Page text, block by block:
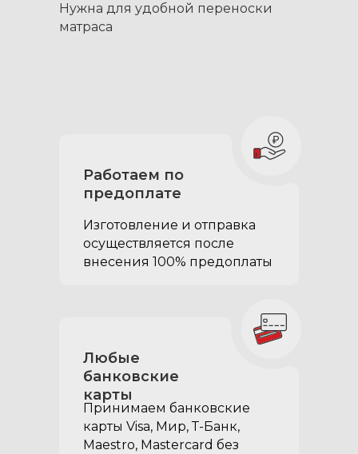
Нужна для удобной переноски
матраса
Работаем по
предоплате
Любые
банковские
карты
Изготовление и отправка
осуществляется после
внесения 100% предоплаты
Принимаем банковские
карты Visa, Мир, Т-Банк,
Maestro, Mastercard без